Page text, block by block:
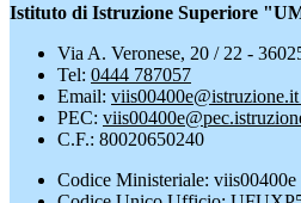
Istituto di Istruzione Superiore
Via A. Veronese, 20 / 22 -
Tel: 0444 787057
Email: viis00400e@istruzione.it
PEC:
C.F.: 80020650240
Codice Ministeriale: viis00400e